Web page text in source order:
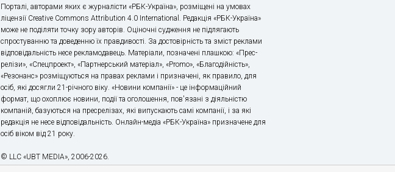
Порталі, авторами яких є журналісти «РБК-Україна», розміщені на умовах
ліцензії Creative Commons Attribution 4.0 International. Редакція «РБК-Україна»
може не поділяти точку зору авторів. Оціночні судження не підлягають
спростуванню та доведенню їх правдивості. За достовірність та зміст реклами
відповідальність несе рекламодавець. Матеріали, позначені плашкою: «Прес-
релізи», «Спецпроект», «Партнерський матеріал», «Promo», «Благодійність»,
«Резонанс» розміщуються на правах реклами і призначені, як правило, для
осіб, які досягли 21-річного віку. «Новини компанії» - це інформаційний
формат, що охоплює новини, події та оголошення, пов'язані з діяльністю
компаній, базуються на пресрелізах, які випускають самі компанії, і за які
редакція не несе відповідальність. Онлайн-медіа «РБК-Україна» призначене для
осіб віком від 21 року.
© LLC «UBT MEDIA», 2006-2026.